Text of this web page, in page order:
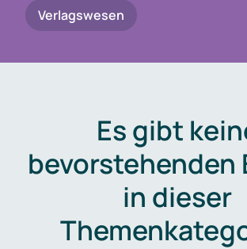
Verlagswesen
Es gibt
bevorstehenden
in dieser